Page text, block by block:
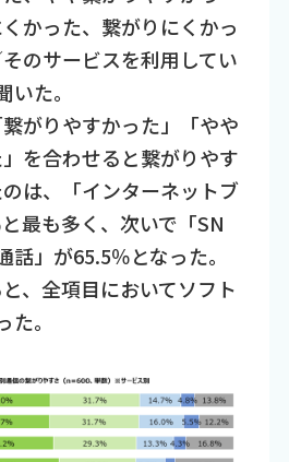
かった、繋がりにくかっ
のサービスを利用してい
た。
がりやすかった」「やや
を合わせると繋がりやす
は、「インターネットブ
最も多く、次いで「SN
」が65.5％となった。
、全項目においてソフト
。